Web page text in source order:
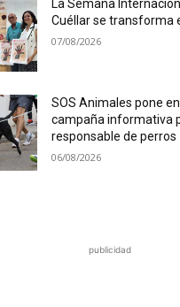
La Semana
Cuéllar se transforma
07/08/2026
SOS Animales pone
campaña informativa
responsable de perros
06/08/2026
publicidad